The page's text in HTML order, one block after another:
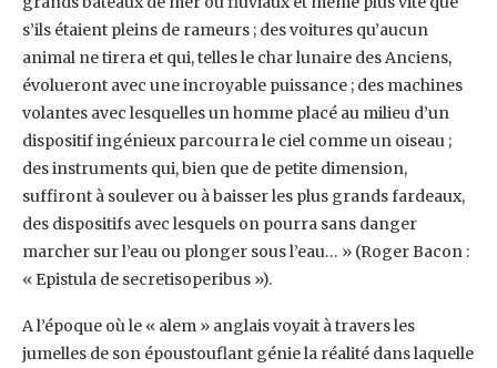
s’ils étaient pleins de rameurs ; des voitures qu’aucun
animal ne tirera et qui, telles le char lunaire des Anciens,
évolueront avec une incroyable puissance ; des machines
volantes avec lesquelles un homme placé au milieu d’un
dispositif ingénieux parcourra le ciel comme un oiseau ;
des instruments qui, bien que de petite dimension,
suffiront à soulever ou à baisser les plus grands fardeaux,
des dispositifs avec lesquels on pourra sans danger
marcher sur l’eau ou plonger sous l’eau… » (Roger Bacon :
« Epistula de secretisoperibus »).
A l’époque où le « alem » anglais voyait à travers les
jumelles de son époustouflant génie la réalité dans laquelle